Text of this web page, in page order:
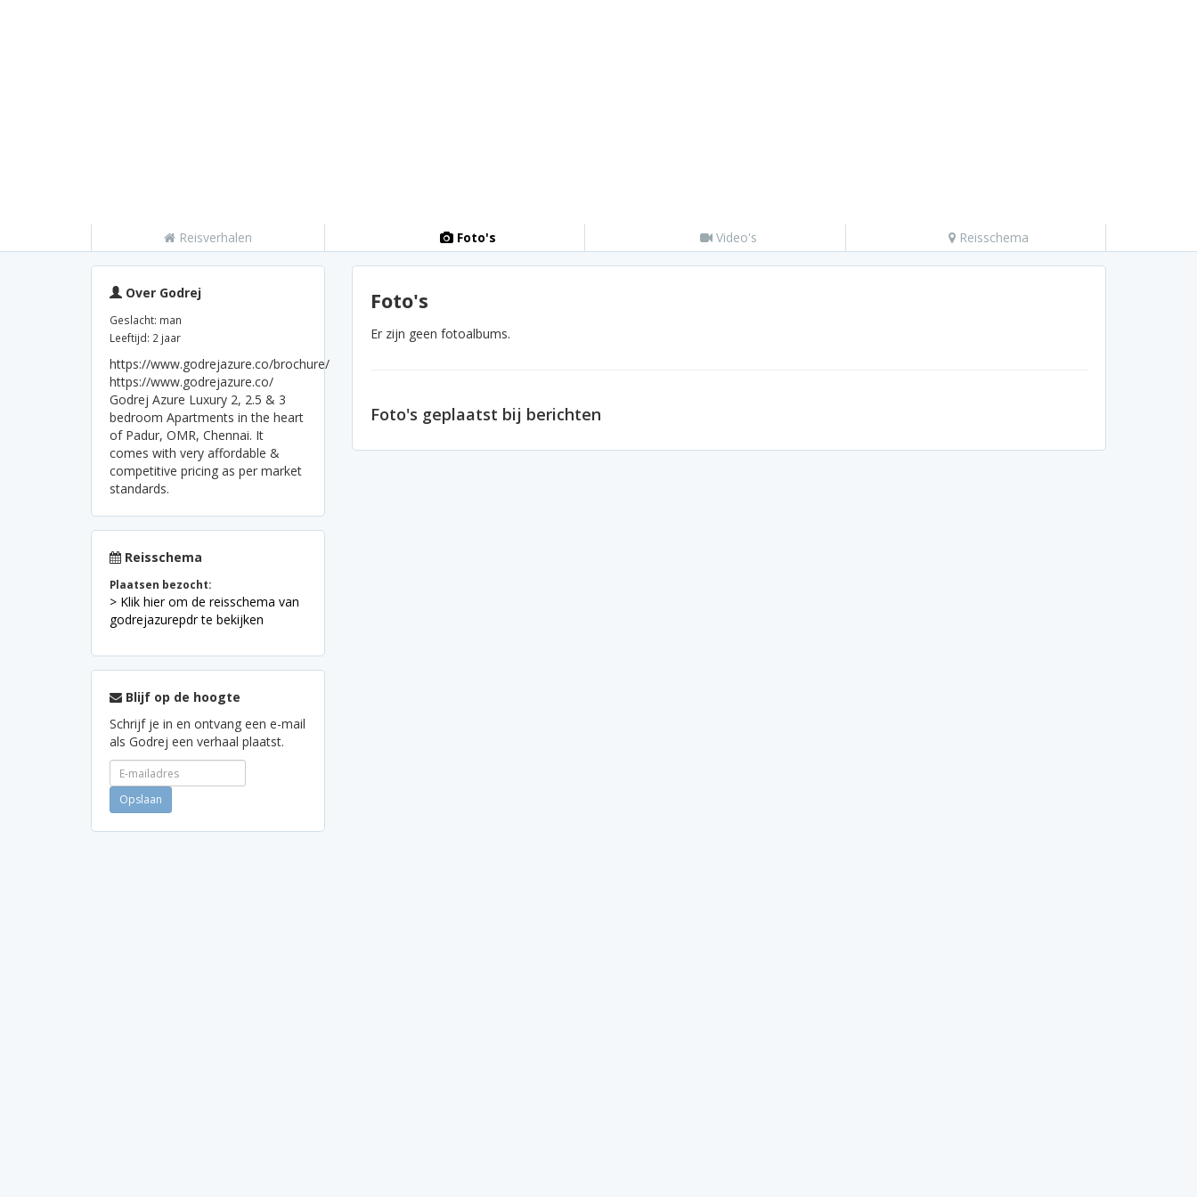
Reisverhalen Foto's Video's Reisschema
Over Godrej
Geslacht: man
Leeftijd: 2 jaar
https://www.godrejazure.co/brochure/
https://www.godrejazure.co/
Godrej Azure Luxury 2, 2.5 & 3
bedroom Apartments in the heart
of Padur, OMR, Chennai. It
comes with very affordable &
competitive pricing as per market
standards.
Reisschema
Plaatsen bezocht:
> Klik hier om de reisschema van
godrejazurepdr te bekijken
Blijf op de hoogte
Schrijf je in en ontvang een e-mail
als Godrej een verhaal plaatst.
Foto's
Er zijn geen fotoalbums.
Foto's geplaatst bij berichten